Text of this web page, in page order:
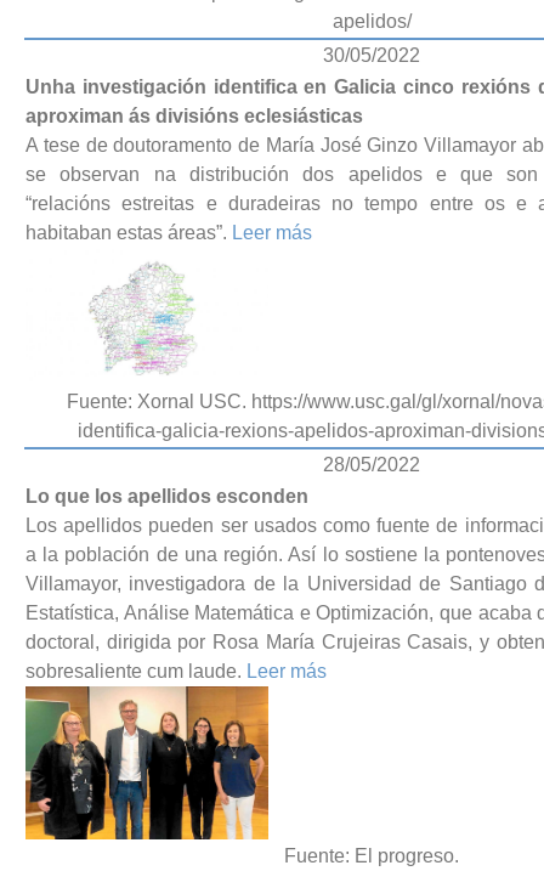
apelidos/
30/05/2022
Unha investigación identifica en Galicia cinco rexións
aproximan ás divisións eclesiásticas
A tese de doutoramento de María José Ginzo Villamayor
se observan na distribución dos apelidos e que son
“relacións estreitas e duradeiras no tempo entre os e
habitaban estas áreas”. Leer más
Fuente: Xornal USC. https://www.usc.gal/gl/xornal/
identifica-galicia-rexions-apelidos-aproximan-
28/05/2022
Lo que los apellidos esconden
Los apellidos pueden ser usados como fuente de
a la población de una región. Así lo sostiene la
Villamayor, investigadora de la Universidad de Santiago
Estatística, Análise Matemática e Optimización, que acaba
doctoral, dirigida por Rosa María Crujeiras Casais, y
sobresaliente cum laude. Leer más
Fuente: El progreso.